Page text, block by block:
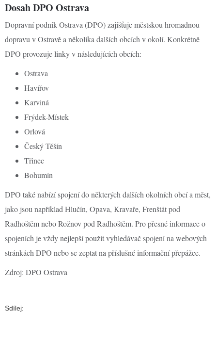
Dosah DPO Ostrava
Dopravní podnik Ostrava (DPO) zajišťuje městskou hromadnou
dopravu v Ostravě a několika dalších obcích v okolí. Konkrétně
DPO provozuje linky v následujících obcích:
Ostrava
Havířov
Karviná
Frýdek-Místek
Orlová
Český Těšín
Třinec
Bohumín
DPO také nabízí spojení do některých dalších okolních obcí a měst,
jako jsou například Hlučín, Opava, Kravaře, Frenštát pod
Radhoštěm nebo Rožnov pod Radhoštěm. Pro přesné informace o
spojeních je vždy nejlepší použít vyhledávač spojení na webových
stránkách DPO nebo se zeptat na příslušné informační přepážce.
Zdroj: DPO Ostrava
Sdílej: